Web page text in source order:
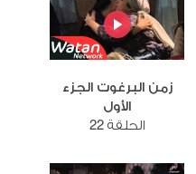
زمن البرغوت الجزء
الأول
الحلقة 22